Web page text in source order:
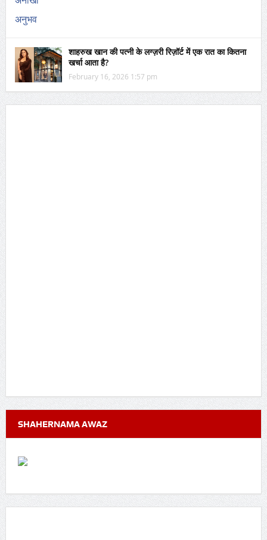
शाहरुख खान की पत्नी के लग्ज़री रिज़ॉर्ट में एक रात का कितना
खर्चा आता है?
February 16, 2026 1:57 pm
SHAHERNAMA AWAZ